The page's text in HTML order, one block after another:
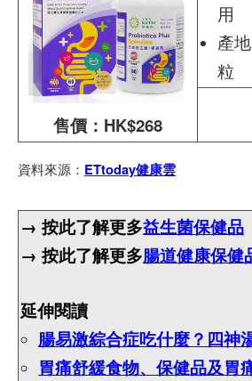
售價：HK$268
用
產
粒
資料來源： ETtoday健康雲
→ 按此了解更多益生菌保健品
→ 按此了解更多腸道健康保健
延伸閱讀
腸易激綜合症吃什麼？四神
胃痛舒緩食物、保健品及胃